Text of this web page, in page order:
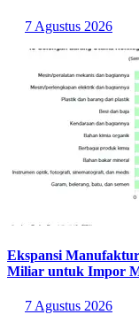
7 Agustus 2026
Ekspansi
Miliar untuk Impor
7 Agustus 2026